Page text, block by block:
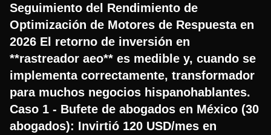
Seguimiento del Rendimiento de
Optimización de Motores de Respuesta en
2026 El retorno de inversión en
**rastreador aeo** es medible y, cuando se
implementa correctamente, transformador
para muchos negocios hispanohablantes.
Caso 1 - Bufete de abogados en México (30
abogados): Invirtió 120 USD/mes en